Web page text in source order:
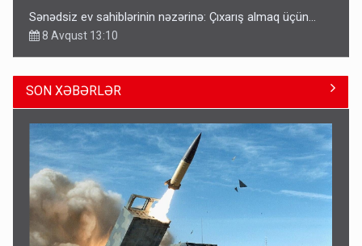
Sənədsiz ev sahiblərinin nəzərinə: Çıxarış almaq üçün...
8 Avqust 13:10
SON XƏBƏRLƏR